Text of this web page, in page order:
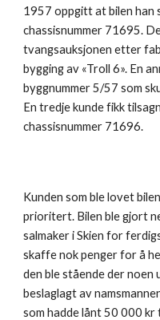
1957 oppgitt at bilen han
chassisnummer 71695.
tvangsauksjonen etter
bygging av «Troll 6». En
byggnummer 5/57 som
En tredje kunde fikk
chassisnummer 71696.
Kunden som ble lovet
prioritert. Bilen ble gjort
salmaker i Skien for
skaffe nok penger for å
den ble stående der noen
beslaglagt av
som hadde lånt 50 000